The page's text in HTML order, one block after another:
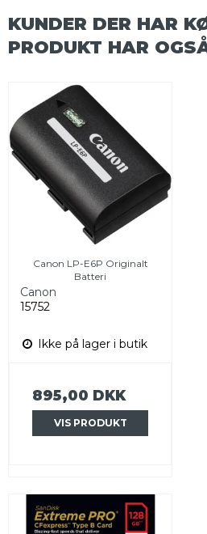
KUNDER DER HAR
PRODUKT HAR
Canon LP-E6P Originalt
Batteri
Canon
15752
Ikke på lager i butik
895,00 DKK
VIS PRODUKT